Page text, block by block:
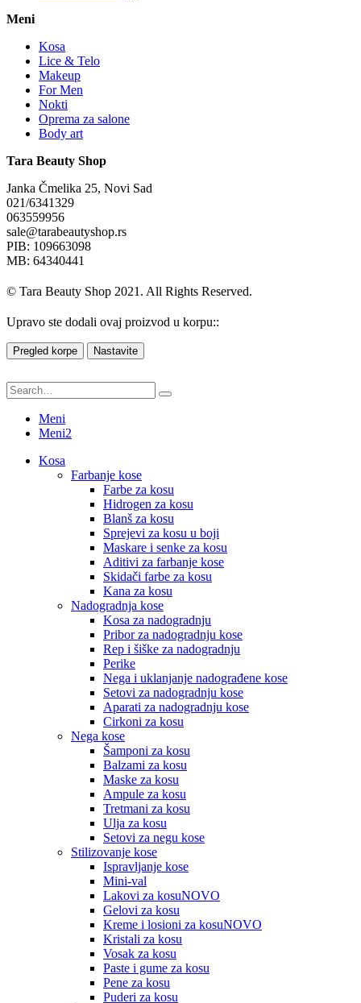
Meni
Kosa
Lice & Telo
Makeup
For Men
Nokti
Oprema za salone
Body art
Tara Beauty Shop
Janka Čmelika 25, Novi Sad
021/6341329
063559956
sale@tarabeautyshop.rs
PIB: 109663098
MB: 64340441
© Tara Beauty Shop 2021. All Rights Reserved.
Upravo ste dodali ovaj proizvod u korpu::
Pregled korpe Nastavite
Meni
Meni2
Kosa
Farbanje kose
Farbe za kosu
Hidrogen za kosu
Blanš za kosu
Sprejevi za kosu u boji
Maskare i senke za kosu
Aditivi za farbanje kose
Skidači farbe za kosu
Kana za kosu
Nadogradnja kose
Kosa za nadogradnju
Pribor za nadogradnju kose
Rep i šiške za nadogradnju
Perike
Nega i uklanjanje nadograđene kose
Setovi za nadogradnju kose
Aparati za nadogradnju kose
Cirkoni za kosu
Nega kose
Šamponi za kosu
Balzami za kosu
Maske za kosu
Ampule za kosu
Tretmani za kosu
Ulja za kosu
Setovi za negu kose
Stilizovanje kose
Ispravljanje kose
Mini-val
Lakovi za kosuNOVO
Gelovi za kosu
Kreme i losioni za kosuNOVO
Kristali za kosu
Vosak za kosu
Paste i gume za kosu
Pene za kosu
Puderi za kosu